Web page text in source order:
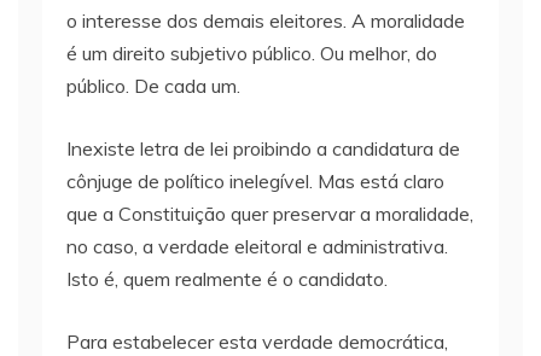
o interesse dos demais eleitores. A moralidade
é um direito subjetivo público. Ou melhor, do
público. De cada um.
Inexiste letra de lei proibindo a candidatura de
cônjuge de político inelegível. Mas está claro
que a Constituição quer preservar a moralidade,
no caso, a verdade eleitoral e administrativa.
Isto é, quem realmente é o candidato.
Para estabelecer esta verdade democrática,